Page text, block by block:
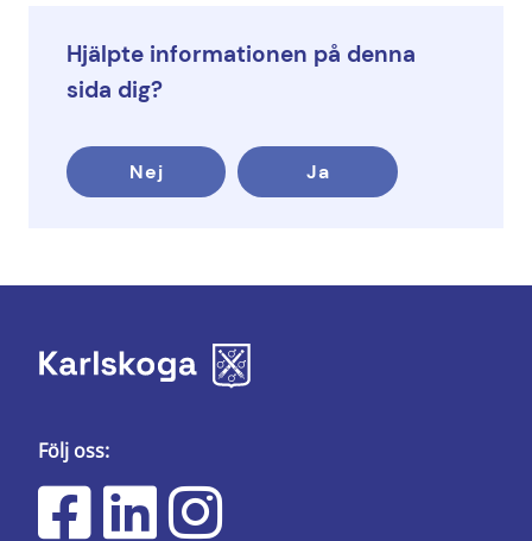
Hjälpte informationen på denna
sida dig?
Nej Ja
Följ oss: